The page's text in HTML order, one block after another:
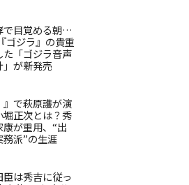
で目覚める朝…
ゴジラ』の貴重
た「ゴジラ音声
」が新発売
』で萩原護が演
堀正次とは？秀
が重用、“出
派”の生涯
は秀吉に従っ